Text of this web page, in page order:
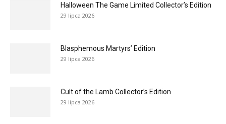
Halloween The Game Limited Collector’s Edition
29 lipca 2026
Blasphemous Martyrs’ Edition
29 lipca 2026
Cult of the Lamb Collector’s Edition
29 lipca 2026